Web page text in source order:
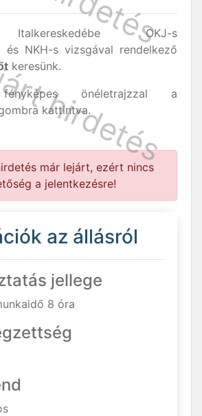
OKJ-s
és NKH-s vizsgával rendelkező
keresünk.
önéletrajzzal a
kattintva.
már lejárt, ezért nincs
a jelentkezésre!
az állásról
jellege
8 óra